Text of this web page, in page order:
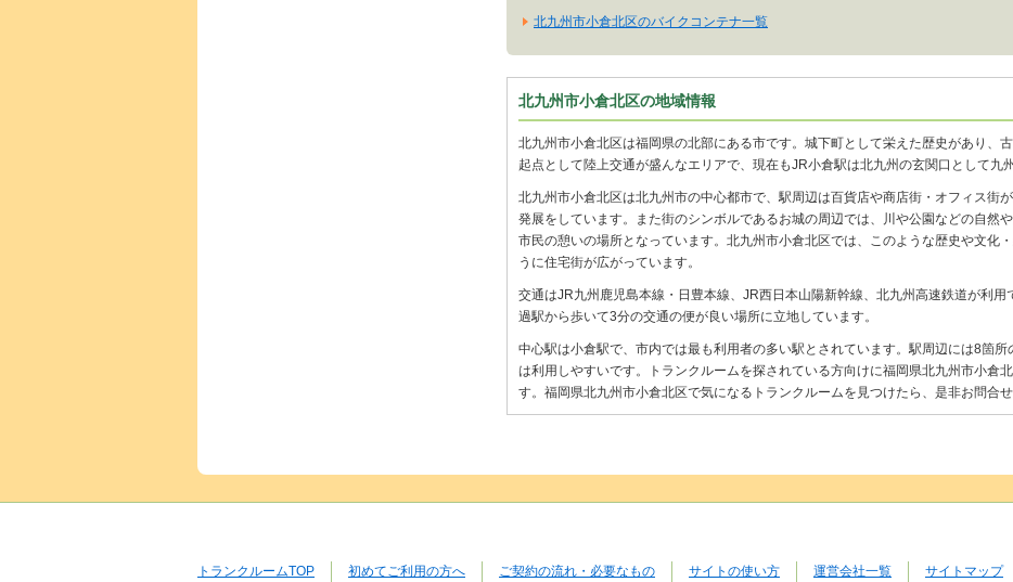
北九州市小倉北区のバイクコンテナ一覧
北九州市小倉北区の地域情報
北九州市小倉北区は福岡県の北部にある市です。城下町として栄えた歴史があり、
起点として陸上交通が盛んなエリアで、現在もJR小倉駅は北九州の玄関口として九
北九州市小倉北区は北九州市の中心都市で、駅周辺は百貨店や商店街・オフィス街
発展をしています。また街のシンボルであるお城の周辺では、川や公園などの自然
市民の憩いの場所となっています。北九州市小倉北区では、このような歴史や文化
うに住宅街が広がっています。
交通はJR九州鹿児島本線・日豊本線、JR西日本山陽新幹線、北九州高速鉄道が利用
過駅から歩いて3分の交通の便が良い場所に立地しています。
中心駅は小倉駅で、市内では最も利用者の多い駅とされています。駅周辺には8箇
は利用しやすいです。トランクルームを探されている方向けに福岡県北九州市小倉
す。福岡県北九州市小倉北区で気になるトランクルームを見つけたら、是非お問合せ
トランクルームTOP 初めてご利用の方へ ご契約の流れ・必要なもの サイトの使い方 運営会社一覧 サイトマップ